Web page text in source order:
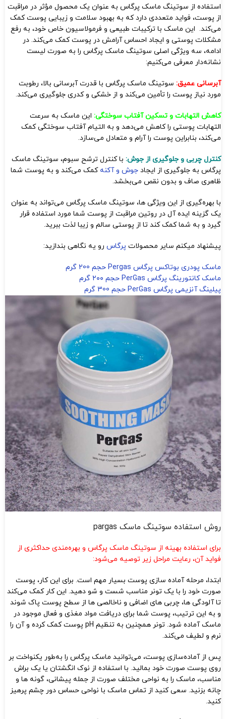
استفاده از سوتینگ ماسک پرگاس به عنوان یک محصول مؤثر در مراقبت
از پوست، فواید متعددی دارد که به بهبود سلامت و زیبایی پوست کمک
می‌کند. این ماسک با ترکیبات طبیعی و فرمولاسیون خاص خود، به رفع
مشکلات پوستی و ایجاد احساس آرامش در پوست کمک می‌کند. در
ادامه، سه ویژگی اصلی سوتینگ ماسک پرگاس را به صورت لیست
نشانه‌دار معرفی می‌کنیم:
آبرسانی عمیق: سوتینگ ماسک پرگاس با قدرت آبرسانی بالا، رطوبت
مورد نیاز پوست را تأمین می‌کند و از خشکی و کدری جلوگیری می‌کند.
کاهش التهابات و تسکین آفتاب سوختگی: این ماسک به سرعت
التهابات پوستی را کاهش می‌دهد و به التیام آفتاب سوختگی کمک
می‌کند، بنابراین پوست را آرام و متعادل می‌سازد.
کنترل چربی و جلوگیری از جوش: با کنترل ترشح سبوم، سوتینگ ماسک
پرگاس به جلوگیری از ایجاد جوش و آکنه کمک می‌کند و به پوست شما
ظاهری صاف و بدون نقص می‌بخشد.
با بهره‌گیری از این ویژگی‌ ها، سوتینگ ماسک پرگاس می‌تواند به عنوان
یک گزینه ایده‌ آل در روتین مراقبت از پوست شما مورد استفاده قرار
گیرد و به شما کمک کند تا از پوستی سالم و زیبا لذت ببرید.
پیشنهاد میکنم سایر محصولات پرگاس رو یه نگاهی بندازید:
ماسک پودری بوتاکس پرگاس Pergas حجم 200 گرم
ماسک کانتورینگ پرگاس PerGas حجم ۲۰۰ گرم
پیلینگ آنزیمی پرگاس PerGas حجم 300 گرم
روش استفاده سوتینگ ماسک pargas
برای استفاده بهینه از سوتینگ ماسک پرگاس و بهره‌مندی حداکثری از
فواید آن، رعایت مراحل زیر توصیه می‌شود:
ابتدا، مرحله آماده‌ سازی پوست بسیار مهم است. برای این کار، پوست
صورت خود را با یک تونر مناسب شست و شو دهید. این کار کمک می‌کند
تا آلودگی‌ ها، چربی‌ های اضافی و ناخالصی‌ ها از سطح پوست پاک شوند
و به این ترتیب، پوست شما برای دریافت مواد مغذی و فعال موجود در
ماسک آماده شود. تونر همچنین به تنظیم pH پوست کمک کرده و آن را
نرم و لطیف می‌کند.
پس از آماده‌سازی پوست، می‌توانید ماسک پرگاس را به‌طور یکنواخت بر
روی پوست صورت خود بمالید. با استفاده از نوک انگشتان یا یک براش
مناسب، ماسک را به نواحی مختلف صورت از جمله پیشانی، گونه‌ ها و
چانه بزنید. سعی کنید از تماس ماسک با نواحی حساس دور چشم پرهیز
کنید.